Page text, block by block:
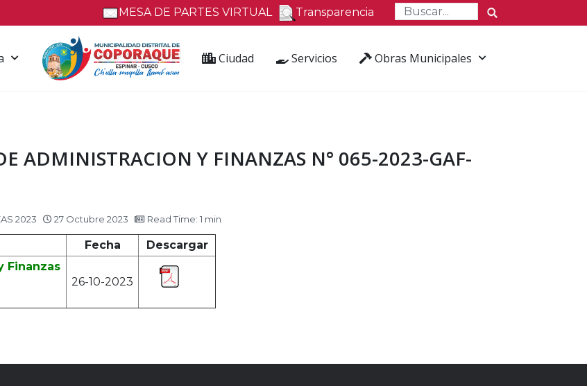
MESA DE PARTES VIRTUAL Transparencia
Ciudad Servicios Obras Municipales
ADMINISTRACION Y FINANZAS N° 065-2023-GAF-
2023 27 Octubre 2023 Read Time: 1 min
Fecha
Descargar
Finanzas
26-10-2023